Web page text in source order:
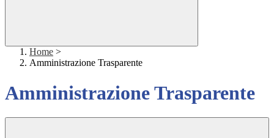
Home >
Amministrazione Trasparente
Amministrazione Trasparente